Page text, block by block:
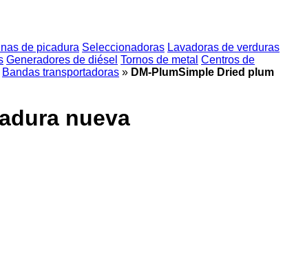
de picadura Seleccionadoras Lavadoras de verduras
Generadores de diésel Tornos de metal Centros de
Bandas transportadoras » DM-PlumSimple Dried plum
nueva